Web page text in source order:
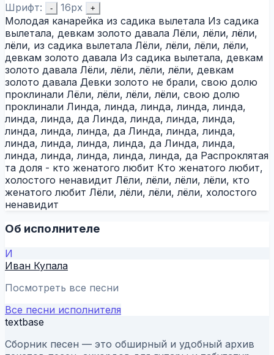
Шрифт: - 16px +
Молодая канарейка из садика вылетала Из садика
вылетала, девкам золото давала Лёли, лёли, лёли,
лёли, из садика вылетала Лёли, лёли, лёли, лёли,
девкам золото давала Из садика вылетала, девкам
золото давала Лёли, лёли, лёли, лёли, девкам
золото давала Девки золото не брали, свою долю
проклинали Лёли, лёли, лёли, лёли, свою долю
проклинали Линда, линда, линда, линда, линда,
линда, линда, да Линда, линда, линда, линда,
линда, линда, линда, да Линда, линда, линда,
линда, линда, линда, линда, да Линда, линда,
линда, линда, линда, линда, линда, да Распроклятая
та доля - кто женатого любит Кто женатого любит,
холостого ненавидит Лёли, лёли, лёли, лёли, кто
женатого любит Лёли, лёли, лёли, лёли, холостого
ненавидит
Об исполнителе
И
Иван Купала
Посмотреть все песни
Все песни исполнителя
textbase
Сборник песен — это обширный и удобный архив